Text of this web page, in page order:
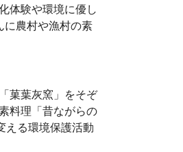
体験や環境に優し
に農村や漁村の素
菓葉灰窯」をそぞ
料理「昔ながらの
える環境保護活動